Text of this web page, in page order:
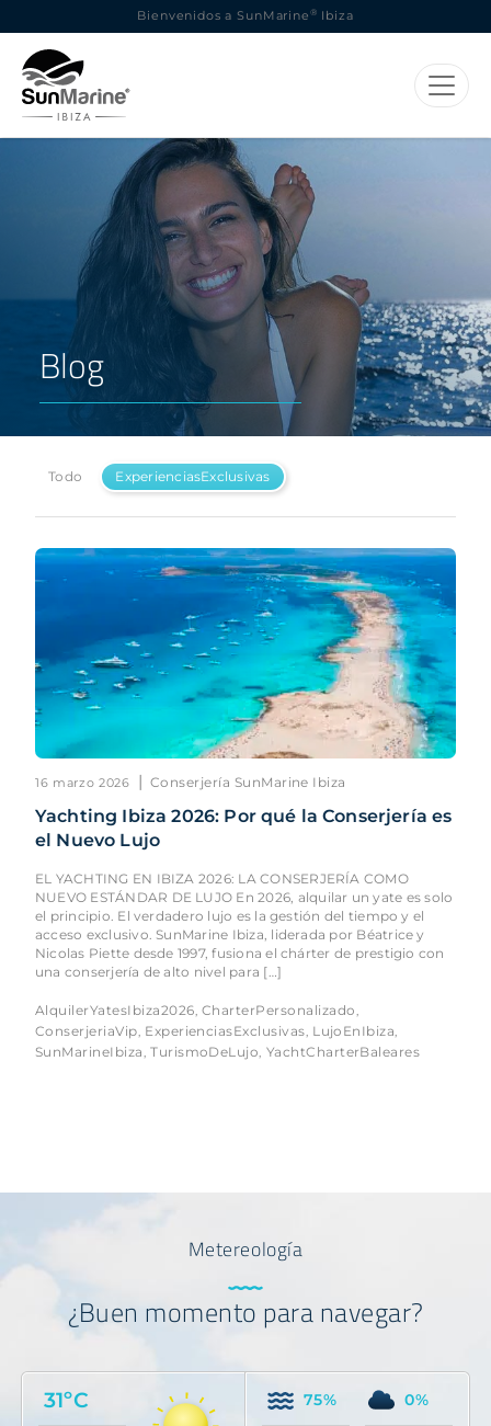
Bienvenidos a SunMarine ® Ibiza
Blog
Todo ExperienciasExclusivas
16 marzo 2026 | Conserjería SunMarine Ibiza
Yachting Ibiza 2026: Por qué la Conserjería es
el Nuevo Lujo
EL YACHTING EN IBIZA 2026: LA CONSERJERÍA COMO
NUEVO ESTÁNDAR DE LUJO En 2026, alquilar un yate es solo
el principio. El verdadero lujo es la gestión del tiempo y el
acceso exclusivo. SunMarine Ibiza, liderada por Béatrice y
Nicolas Piette desde 1997, fusiona el chárter de prestigio con
una conserjería de alto nivel para […]
AlquilerYatesIbiza2026 CharterPersonalizado
ConserjeriaVip ExperienciasExclusivas LujoEnIbiza
SunMarineIbiza ,TurismoDeLujo YachtCharterBaleares
Metereología
¿Buen momento para navegar?
31ºC 75% 0%